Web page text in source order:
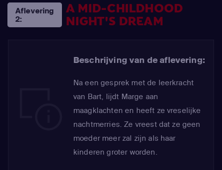
Aflevering
2:
A MID-CHILDHOOD
NIGHT'S DREAM
Beschrijving van de aflevering:
Na een gesprek met de leerkracht
van Bart, lijdt Marge aan
maagklachten en heeft ze vreselijke
nachtmerries. Ze vreest dat ze geen
moeder meer zal zijn als haar
kinderen groter worden.